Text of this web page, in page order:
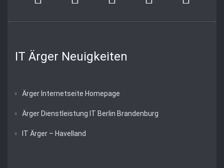
IT Ärger Neuigkeiten
Ärger Internetseite Homepage
Ärger Dienstleistung IT Berlin Brandenburg
IT Ärger – Havelland